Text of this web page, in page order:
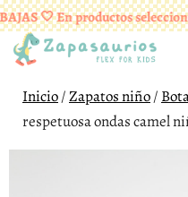
🤍 En productos
Saltar
al
contenido
¡ENVÍOS
Inicio/Zapatos niño/
respetuosa ondas camel